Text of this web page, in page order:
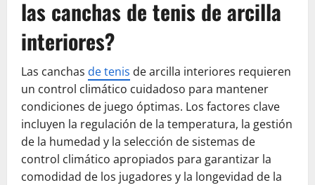
las canchas de tenis de arcilla
interiores?
Las canchas de tenis de arcilla interiores requieren
un control climático cuidadoso para mantener
condiciones de juego óptimas. Los factores clave
incluyen la regulación de la temperatura, la gestión
de la humedad y la selección de sistemas de
control climático apropiados para garantizar la
comodidad de los jugadores y la longevidad de la